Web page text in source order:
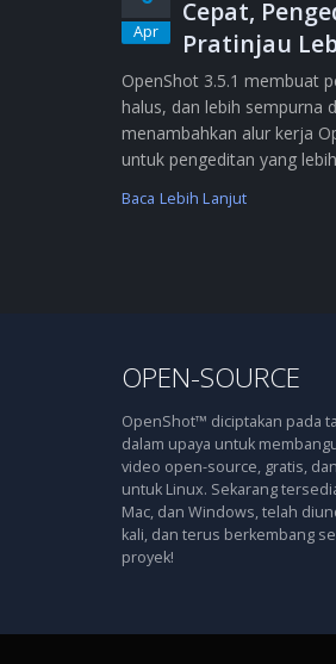
Apr
Cepat,
Pratinjau
OpenShot 3.5.1 membuat
halus, dan lebih sempurna
menambahkan alur kerja
untuk pengeditan yang
Baca Lebih Lanjut
OPEN-SOURCE
OpenShot™ diciptakan pada
dalam upaya untuk
video open-source, gratis,
untuk Linux. Sekarang
Mac, dan Windows, telah
kali, dan terus berkembang
proyek!